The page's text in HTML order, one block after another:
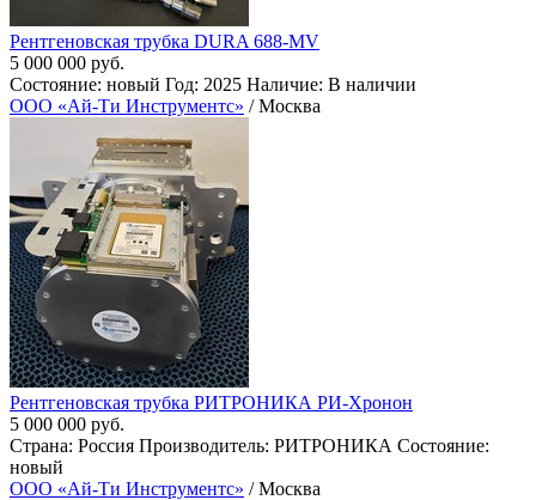
Рентгеновская трубка DURA 688-MV
5 000 000 руб.
Состояние: новый Год: 2025 Наличие: В наличии
ООО «Ай-Ти Инструментс» / Москва
Рентгеновская трубка РИТРОНИКА РИ-Хронон
5 000 000 руб.
Страна: Россия Производитель: РИТРОНИКА Состояние:
новый
ООО «Ай-Ти Инструментс» / Москва